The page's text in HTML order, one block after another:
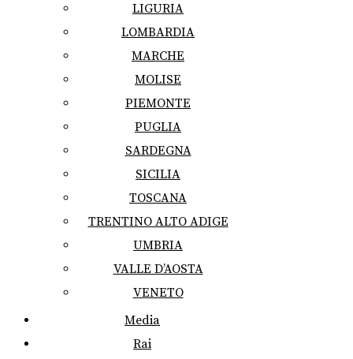
LIGURIA
LOMBARDIA
MARCHE
MOLISE
PIEMONTE
PUGLIA
SARDEGNA
SICILIA
TOSCANA
TRENTINO ALTO ADIGE
UMBRIA
VALLE D’AOSTA
VENETO
Media
Rai